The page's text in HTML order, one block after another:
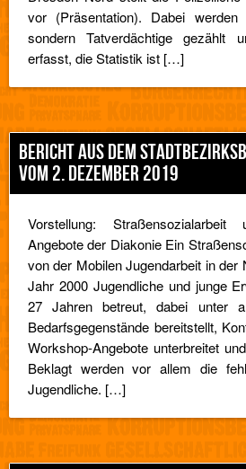
vor (Präsentation). Dabei werden
sondern Tatverdächtige gezählt
erfasst, die Statistik ist […]
BERICHT AUS DEM
VOM 2. DEZEMBER 2019
Vorstellung: Straßensozialarbeit
Angebote der Diakonie Ein
von der Mobilen Jugendarbeit in der
Jahr 2000 Jugendliche und junge
27 Jahren betreut, dabei unter
Bedarfsgegenstände bereitstellt,
Workshop-Angebote unterbreitet
Beklagt werden vor allem die
Jugendliche. […]